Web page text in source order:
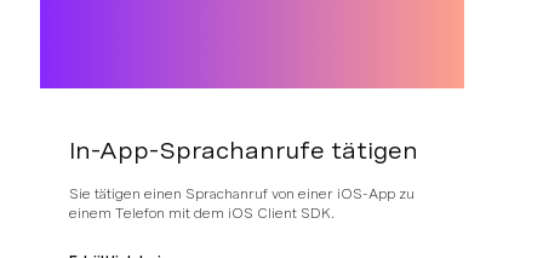
In-App-Sprachanrufe tätigen
Sie tätigen einen Sprachanruf von einer iOS-App zu
einem Telefon mit dem iOS Client SDK.